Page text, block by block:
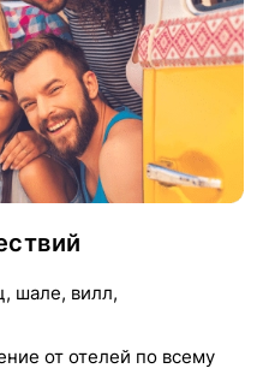
шале, вилл,
от отелей по всему